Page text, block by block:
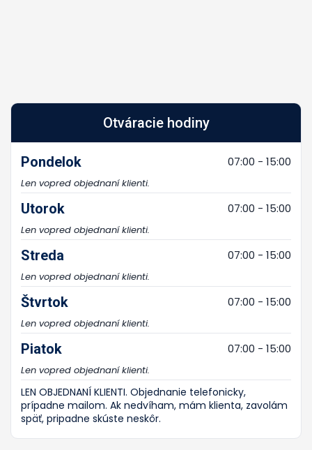
Otváracie hodiny
Pondelok 07:00 - 15:00
Len vopred objednaní klienti.
Utorok 07:00 - 15:00
Len vopred objednaní klienti.
Streda 07:00 - 15:00
Len vopred objednaní klienti.
Štvrtok 07:00 - 15:00
Len vopred objednaní klienti.
Piatok 07:00 - 15:00
Len vopred objednaní klienti.
LEN OBJEDNANÍ KLIENTI. Objednanie telefonicky,
prípadne mailom. Ak nedvíham, mám klienta, zavolám
späť, pripadne skúste neskôr.